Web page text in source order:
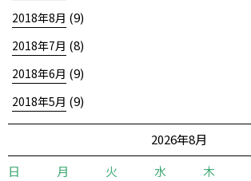
2018年8月 (9)
2018年7月 (8)
2018年6月 (9)
2018年5月 (9)
2026年8月
日
月 火 水 木